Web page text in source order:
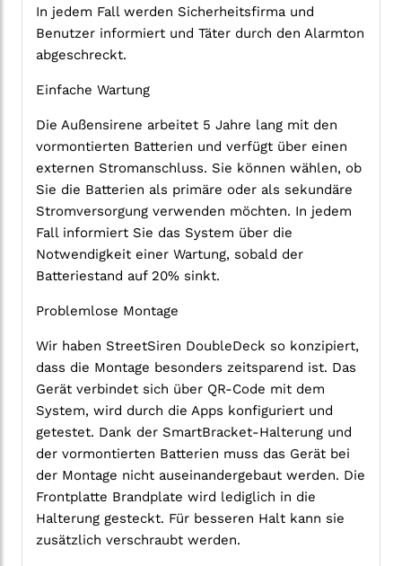
In jedem Fall werden Sicherheitsfirma und
Benutzer informiert und Täter durch den Alarmton
abgeschreckt.
Einfache Wartung
Die Außensirene arbeitet 5 Jahre lang mit den
vormontierten Batterien und verfügt über einen
externen Stromanschluss. Sie können wählen, ob
Sie die Batterien als primäre oder als sekundäre
Stromversorgung verwenden möchten. In jedem
Fall informiert Sie das System über die
Notwendigkeit einer Wartung, sobald der
Batteriestand auf 20% sinkt.
Problemlose Montage
Wir haben StreetSiren DoubleDeck so konzipiert,
dass die Montage besonders zeitsparend ist. Das
Gerät verbindet sich über QR-Code mit dem
System, wird durch die Apps konfiguriert und
getestet. Dank der SmartBracket-Halterung und
der vormontierten Batterien muss das Gerät bei
der Montage nicht auseinandergebaut werden. Die
Frontplatte Brandplate wird lediglich in die
Halterung gesteckt. Für besseren Halt kann sie
zusätzlich verschraubt werden.